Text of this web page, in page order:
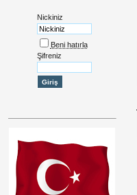
Nickiniz
Beni hatırla
Şifreniz